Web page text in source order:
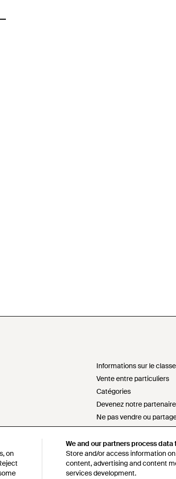
on
We and our partners process data
Store and/or access information
content, advertising and content
services development.
Informations sur le
Vente entre particuliers
Catégories
Devenez notre partenaire
Ne pas vendre ou
Déclaration sur
s172 déclaration
Politique
Code de conduite